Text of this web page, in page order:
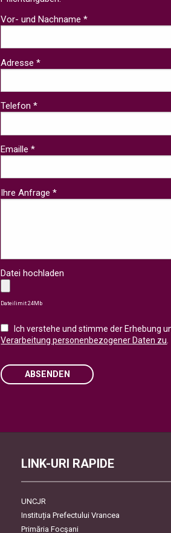
Vor- und Nachname *
Adresse *
Telefon *
Emaille *
Ihre Anfrage *
Datei hochladen
Dateilimit 24Mb
Ich verstehe und stimme der Erhebung
Verarbeitung personenbezogener Daten zu.
ABSENDEN
LINK-URI RAPIDE
UNCJR
Instituția Prefectului Vrancea
Primăria Focşani